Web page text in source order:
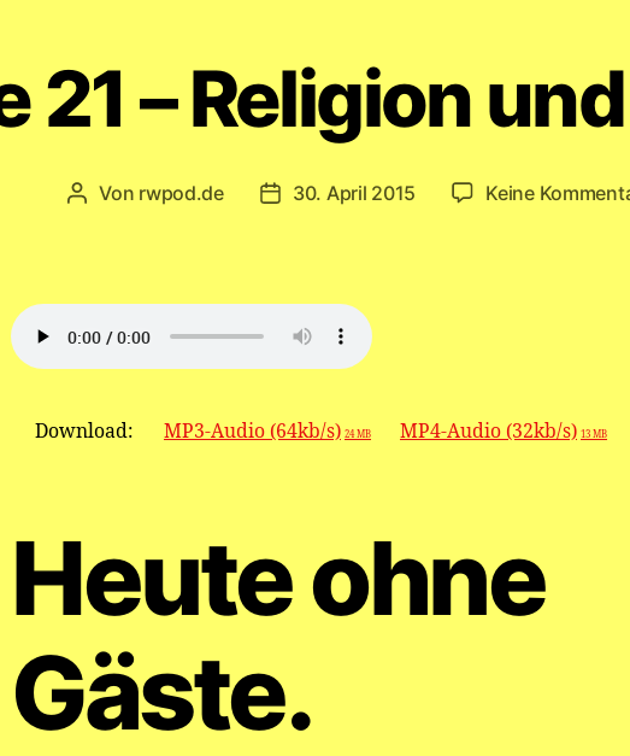
21 – Religion
Beitragsautor
Von rwpod.de Veröffentlichungsdatum
30. April 2015 Keine
Download: MP3-Audio (64kb/s) 24 MB MP4-Audio (32kb/s) 13 MB
Heute ohne
Gäste.